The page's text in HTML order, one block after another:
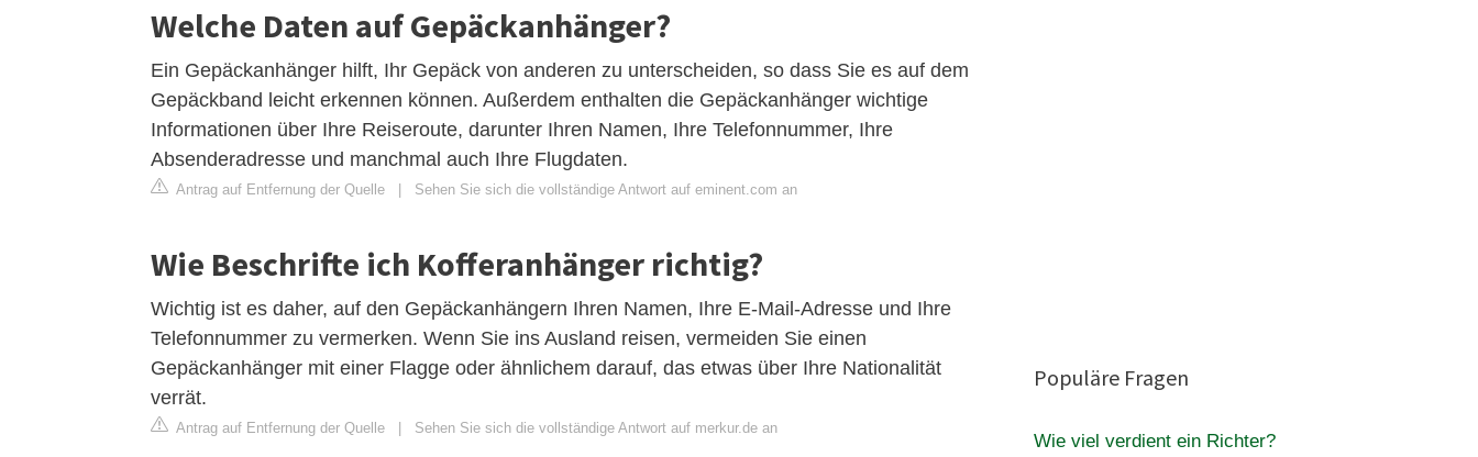
Welche Daten auf Gepäckanhänger?
Ein Gepäckanhänger hilft, Ihr Gepäck von anderen zu unterscheiden, so dass Sie es auf dem
Gepäckband leicht erkennen können. Außerdem enthalten die Gepäckanhänger wichtige
Informationen über Ihre Reiseroute, darunter Ihren Namen, Ihre Telefonnummer, Ihre
Absenderadresse und manchmal auch Ihre Flugdaten.
Antrag auf Entfernung der Quelle Sehen Sie sich die vollständige Antwort auf eminent.com an
Wie Beschrifte ich Kofferanhänger richtig?
Wichtig ist es daher, auf den Gepäckanhängern Ihren Namen, Ihre E-Mail-Adresse und Ihre
Telefonnummer zu vermerken. Wenn Sie ins Ausland reisen, vermeiden Sie einen
Gepäckanhänger mit einer Flagge oder ähnlichem darauf, das etwas über Ihre Nationalität
verrät.
Antrag auf Entfernung der Quelle Sehen Sie sich die vollständige Antwort auf merkur.de an
Populäre Fragen
Wie viel verdient ein Richter?